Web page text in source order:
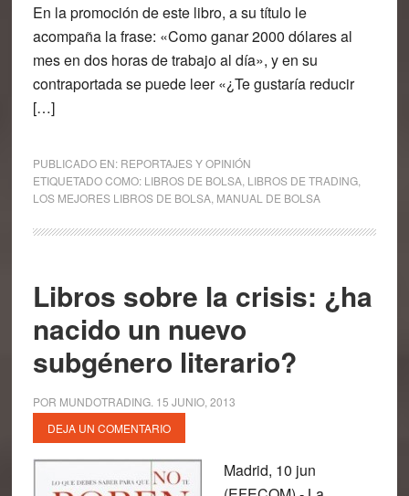
En la promoción de este libro, a su título le
acompaña la frase: «Como ganar 2000 dólares al
mes en dos horas de trabajo al día», y en su
contraportada se puede leer «¿Te gustaría reducir
[…]
PUBLICADO EN: REPORTAJES Y OPINIÓN
ETIQUETADO COMO: LIBROS DE BOLSA, LIBROS DE TRADING,
LOS MEJORES LIBROS DE BOLSA, MANUAL DE BOLSA
Libros sobre la crisis: ¿ha
nacido un nuevo
subgénero literario?
POR MUNDOTRADING. 15 JUNIO, 2013
DEJA UN COMENTARIO
Madrid, 10 jun